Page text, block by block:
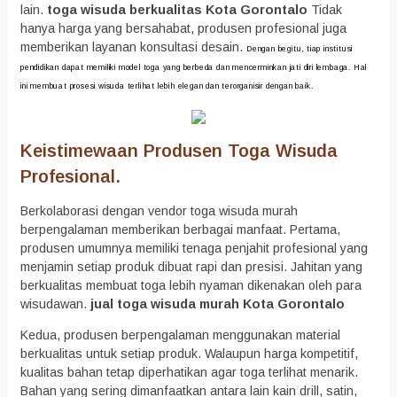
lain. toga wisuda berkualitas Kota Gorontalo Tidak
hanya harga yang bersahabat, produsen profesional juga
memberikan layanan konsultasi desain. Dengan begitu, tiap institusi
pendidikan dapat memiliki model toga yang berbeda dan mencerminkan jati diri lembaga. Hal
ini membuat prosesi wisuda terlihat lebih elegan dan terorganisir dengan baik.
Keistimewaan Produsen Toga Wisuda
Profesional.
Berkolaborasi dengan vendor toga wisuda murah
berpengalaman memberikan berbagai manfaat. Pertama,
produsen umumnya memiliki tenaga penjahit profesional yang
menjamin setiap produk dibuat rapi dan presisi. Jahitan yang
berkualitas membuat toga lebih nyaman dikenakan oleh para
wisudawan. jual toga wisuda murah Kota Gorontalo
Kedua, produsen berpengalaman menggunakan material
berkualitas untuk setiap produk. Walaupun harga kompetitif,
kualitas bahan tetap diperhatikan agar toga terlihat menarik.
Bahan yang sering dimanfaatkan antara lain kain drill, satin,